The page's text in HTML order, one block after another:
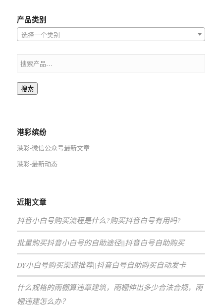
产品类别
选择一个类别
搜索
港彩缤纷
港彩-微信公众号最新文章
港彩-最新动态
近期文章
抖音小白号购买流程是什么?购买抖音白号有用吗?
批量购买抖音小白号的自助途径||抖音白号自助购买
DY小白号购买渠道推荐||抖音白号自助购买自动发卡
什么规格的雨棚算违章建筑，雨棚伸出多少合法合规，雨
棚违建怎么办？